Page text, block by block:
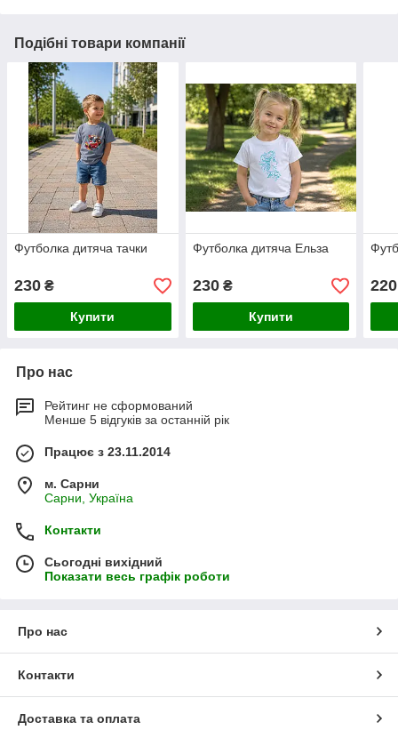
Подібні товари компанії
Футболка дитяча тачки
230 ₴
Купити
Футболка дитяча Ельза
230₴
Купити
220
Про нас
Рейтинг не сформований
Менше 5 відгуків за останній рік
Працює з 23.11.2014
м. Сарни
Сарни, Україна
Контакти
Сьогодні вихідний
Показати весь графік роботи
Про нас
Контакти
Доставка та оплата